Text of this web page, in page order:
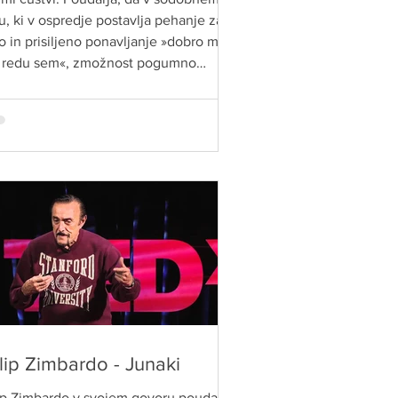
ki v ospredje postavlja pehanje za
in prisiljeno ponavljanje »dobro mi
sem«, zmožnost pogumno
življenjskih veščin.
Zimbardo - Junaki